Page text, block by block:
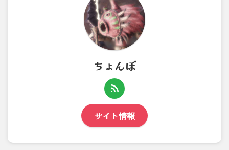
ちょんぼ
サイト情報